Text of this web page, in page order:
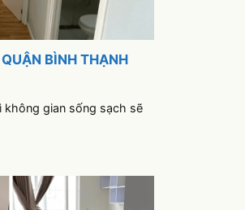
BÌNH THẠNH
không gian sống sạch sẽ